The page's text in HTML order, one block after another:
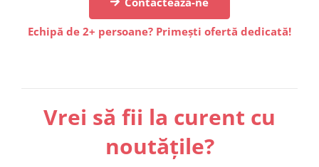
Echipă de 2+ persoane? Primești ofertă dedicată!
Vrei să fii la curent cu
noutățile?